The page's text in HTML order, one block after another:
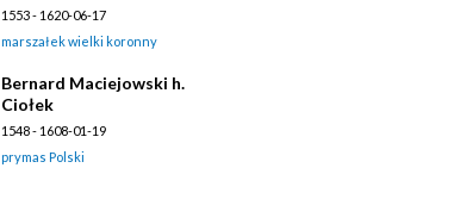
1553 - 1620-06-17
marszałek wielki koronny
Bernard Maciejowski h.
Ciołek
1548 - 1608-01-19
prymas Polski